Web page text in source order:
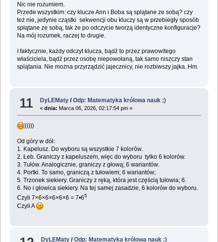
Nic nie rozumiem.
Przede wszystkim: czy klucze Ann i Boba są splątane ze sobą? czy
też nie, jedynie cząstki sekwencji obu kluczy są w przebiegły sposób
spłątane ze sobą, tak że po odczycie tworzą identyczne konfiguracje?
Na mój rozumek, raczej to drugie.
I faktycznie, każdy odczyt klucza, bądź to przez prawowitego
właściciela, bądź przez osobę niepowołaną, tak samo niszczy stan
splątania. Nie można przyrządzić jajecznicy, nie rozbiwszy jajka. Hm.
11 DyLEMaty /Odp: Matematyka królowa nauk ;)
«dnia: Marca 06, 2026, 02:17:54 pm »
)))))
Od góry w dół:
1. Kapelusz. Do wyboru są wszystkie 7 kolorów.
2. Łeb. Graniczy z kapeluszem, więc do wyboru tylko 6 kolorów.
3. Tułów. Analogicznie, graniczy z głową; 6 wariantów.
4. Portki. To samo, graniczą z tułowiem; 6 wariantów;
5. Trzonek siekiery. Graniczy z ręką, która jest częścią tułowia; 6.
6. No i głowica siekiery. Na tej samej zasadzie, 6 kolorów do wyboru.
Czyli 7×6×6×6×6×6 = 7•65
Czyli A
DyLEMaty /Odp: Matematyka królowa nauk ;)